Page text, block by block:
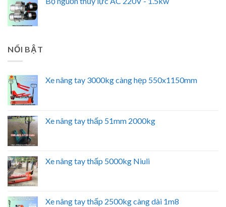
NỔI BẬT
Xe nâng tay 3000kg càng hẹp 550x1150mm
Xe nâng tay thấp 51mm 2000kg
Xe nâng tay thấp 5000kg Niuli
Xe nâng tay thấp 2500kg càng dài 1m8